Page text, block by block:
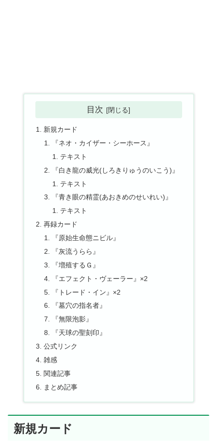
目次
新規カード
『ネオ・カイザー・シーホース』
テキスト
『白き龍の威光(しろきりゅうのいこう)』
テキスト
『青き眼の精霊(あおきめのせいれい)』
テキスト
再録カード
『原始生命態ニビル』
『灰流うらら』
『増殖するＧ』
『エフェクト・ヴェーラー』×2
『トレード・イン』×2
『墓穴の指名者』
『無限泡影』
『天球の聖刻印』
公式リンク
雑感
関連記事
まとめ記事
新規カード